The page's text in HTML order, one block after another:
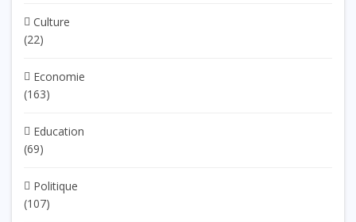
Culture
(22)
Economie
(163)
Education
(69)
Politique
(107)